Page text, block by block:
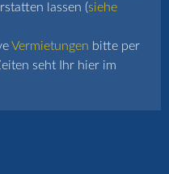
lassen (siehe
Vermietungen bitte per
seht Ihr hier im